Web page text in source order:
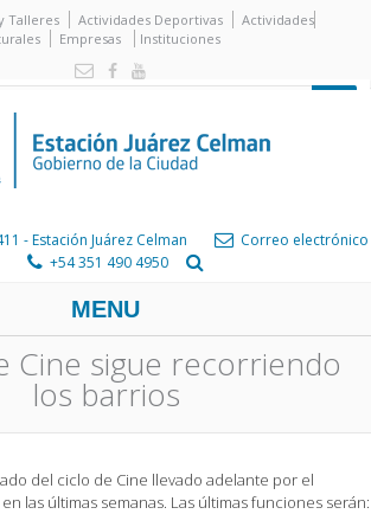
Talleres Actividades Deportivas
Actividades
Empresas Instituciones
- Estación Juárez Celman
Correo electrónico
+54 351 490 4950
MENU
Cine sigue recorriendo
los barrios
del ciclo de Cine llevado adelante por el
las últimas semanas. Las últimas funciones serán: